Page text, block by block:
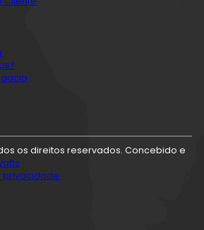
os direitos reservados. Concebido e
privacidade